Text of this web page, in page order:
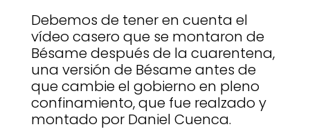
Debemos de tener en cuenta el
vídeo casero que se montaron de
Bésame después de la cuarentena,
una versión de Bésame antes de
que cambie el gobierno en pleno
confinamiento, que fue realzado y
montado por Daniel Cuenca.